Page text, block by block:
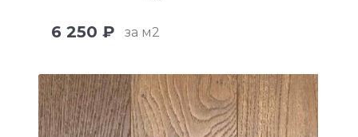
6 250 ₽ за м2